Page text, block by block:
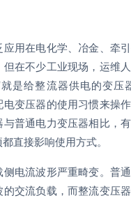
用在电化学、冶金、牵
在不少工业现场，运维
是给整流器供电的变压
变压器的使用习惯来操
与普通电力变压器相比，
直接影响使用方式。
侧电流波形严重畸变。普
的交流负载，而整流变压